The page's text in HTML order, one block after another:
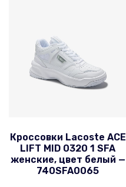
Кроссовки Lacoste ACE
LIFT MID 0320 1 SFA
женские, цвет белый —
740SFA0065